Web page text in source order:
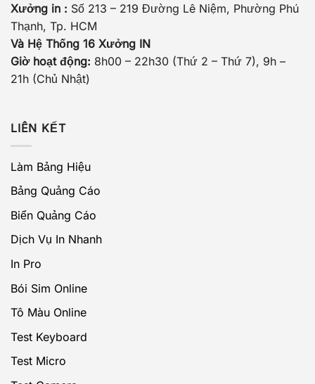
Xưởng in : Số 213 – 219 Đường Lê Niệm, Phường Phú
Thạnh, Tp. HCM
Và Hệ Thống 16 Xưởng IN
Giờ hoạt động: 8h00 – 22h30 (Thứ 2 – Thứ 7), 9h –
21h (Chủ Nhật)
LIÊN KẾT
Làm Bảng Hiệu
Bảng Quảng Cáo
Biển Quảng Cáo
Dịch Vụ In Nhanh
In Pro
Bói Sim Online
Tô Màu Online
Test Keyboard
Test Micro